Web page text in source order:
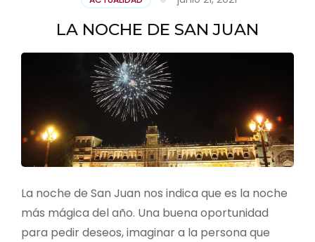
LA NOCHE DE SAN JUAN
La noche de San Juan nos indica que es la noche
más mágica del año. Una buena oportunidad
para pedir deseos, imaginar a la persona que